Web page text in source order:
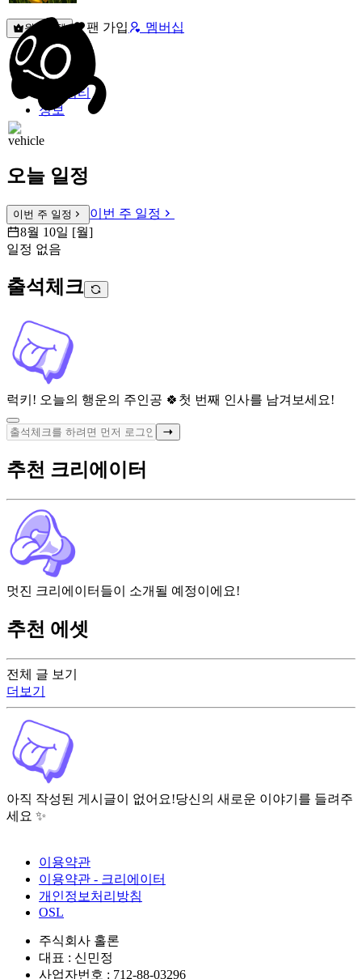
원픽선택 팬 가입 멤버십
밐타운
피드
커뮤니티
정보
오늘 일정
이번 주 일정
이번 주 일정
8월 10일 [월]
일정 없음
출석체크
럭키! 오늘의 행운의 주인공 🍀 첫 번째 인사를 남겨보세요!
전체 글 보기
더보기
아직 작성된 게시글이 없어요!당신의 새로운 이야기를 들려주
세요 ✨
추천 크리에이터
멋진 크리에이터들이 소개될 예정이에요!
추천 에셋
이용약관
이용약관 - 크리에이터
개인정보처리방침
OSL
주식회사 홀론
대표 : 신민정
사업자번호 : 712-88-03296